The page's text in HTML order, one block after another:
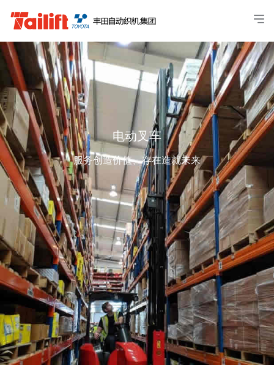
电动叉车
服务创造价值、存在造就未来